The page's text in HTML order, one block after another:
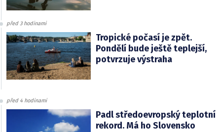
před 3 hodinami
Tropické počasí je zpět.
Pondělí bude ještě teplejší,
potvrzuje výstraha
před 4 hodinami
Padl středoevropský teplotní
rekord. Má ho Slovensko